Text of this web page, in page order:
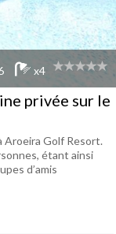
x4
privée sur le
Aroeira Golf Resort.
étant ainsi
d’amis